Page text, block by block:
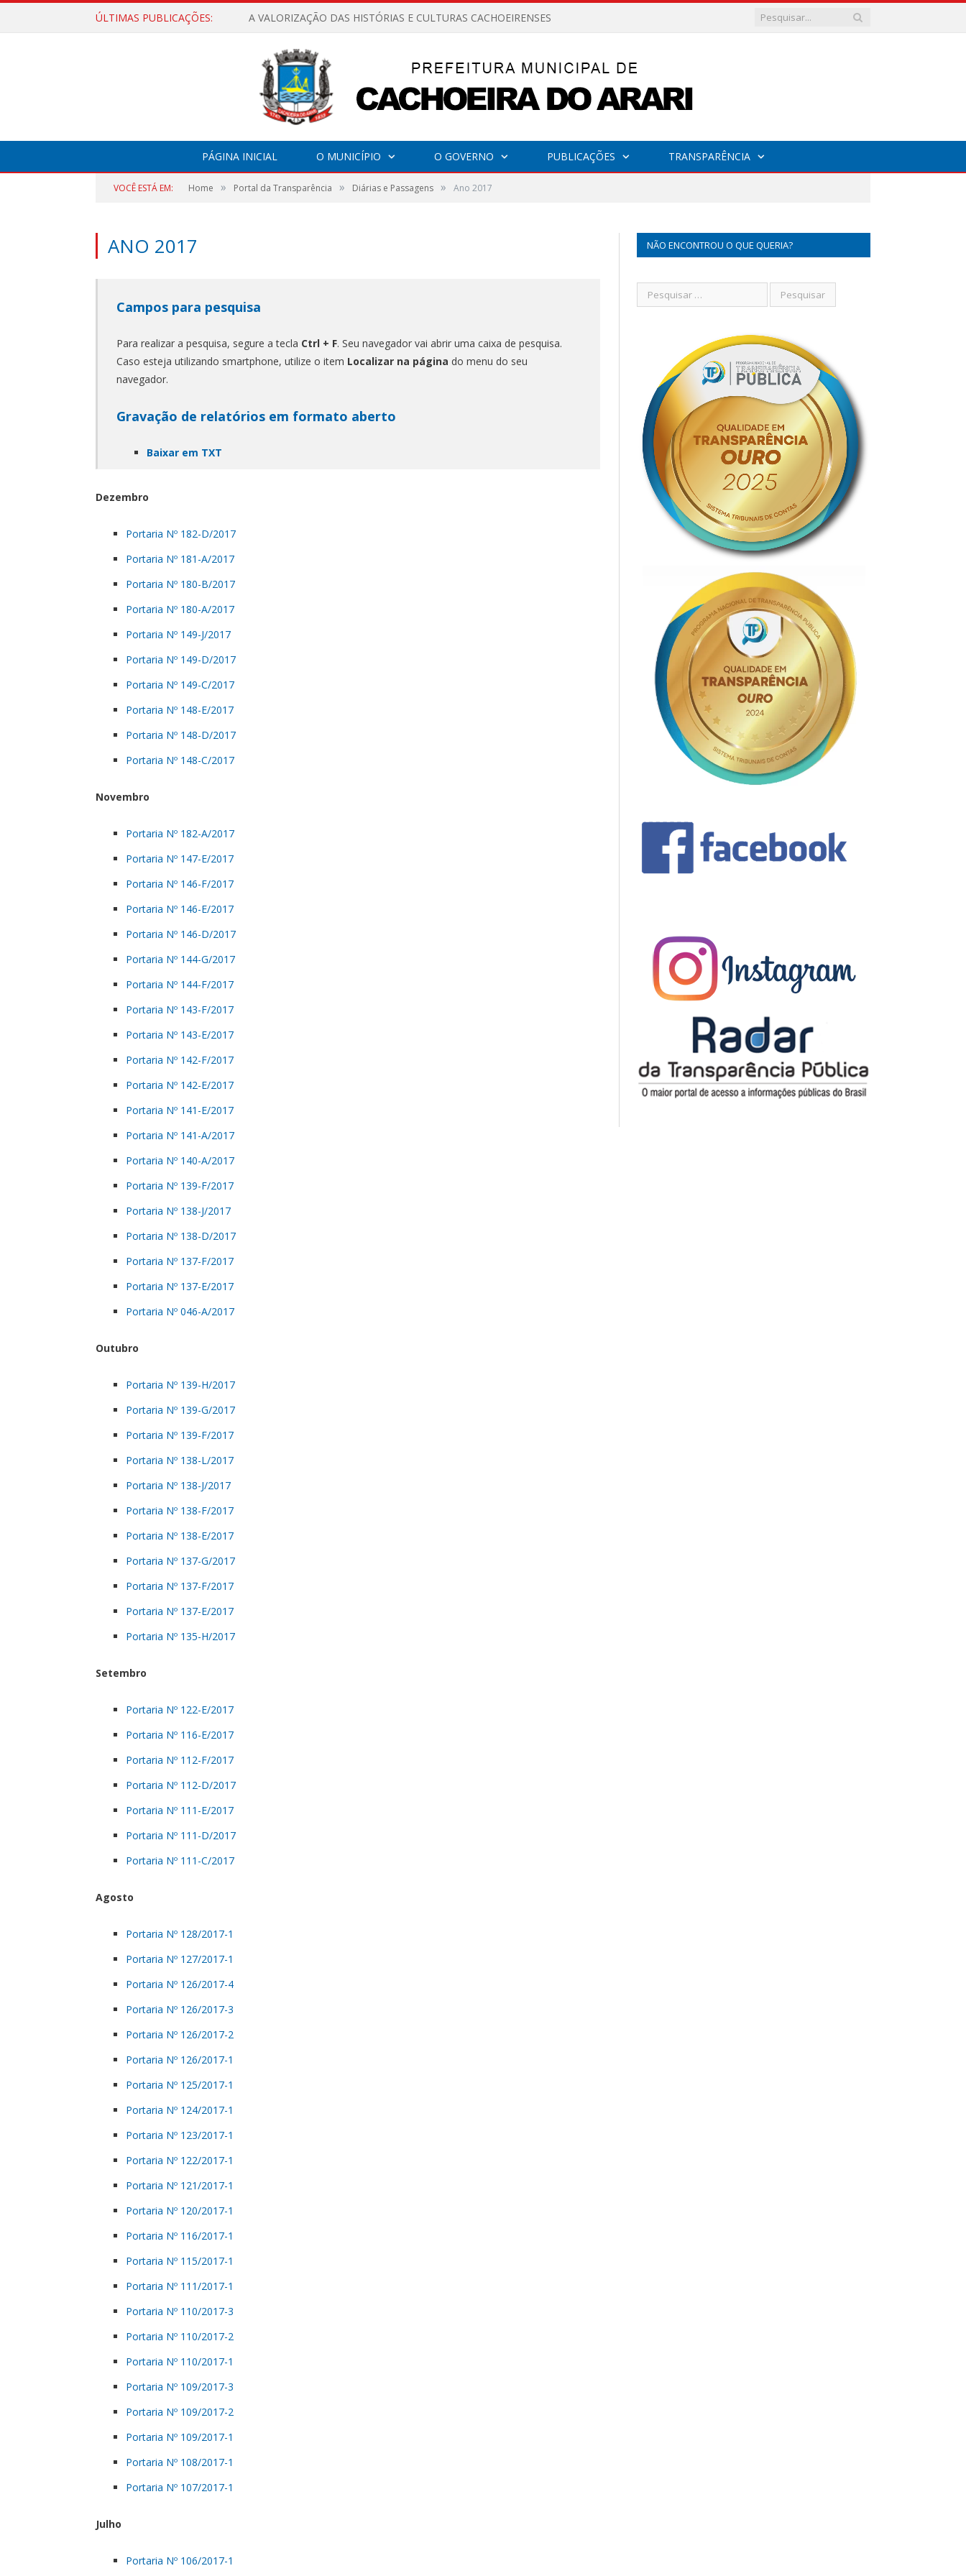
ÚLTIMAS PUBLICAÇÕES: A VALORIZAÇÃO DAS HISTÓRIAS E CULTURAS CACHOEIRENSES
PÁGINA INICIAL O MUNICÍPIO O GOVERNO PUBLICAÇÕES TRANSPARÊNCIA
VOCÊ ESTÁ EM: Home » Portal da Transparência » Diárias e Passagens » Ano 2017
ANO 2017
Campos para pesquisa
Para realizar a pesquisa, segure a tecla Ctrl + F. Seu navegador vai abrir uma caixa de pesquisa.
Caso esteja utilizando smartphone, utilize o item Localizar na página do menu do seu
navegador.
Gravação de relatórios em formato aberto
Baixar em TXT
Dezembro
Portaria Nº 182-D/2017
Portaria Nº 181-A/2017
Portaria Nº 180-B/2017
Portaria Nº 180-A/2017
Portaria Nº 149-J/2017
Portaria Nº 149-D/2017
Portaria Nº 149-C/2017
Portaria Nº 148-E/2017
Portaria Nº 148-D/2017
Portaria Nº 148-C/2017
Novembro
Portaria Nº 182-A/2017
Portaria Nº 147-E/2017
Portaria Nº 146-F/2017
Portaria Nº 146-E/2017
Portaria Nº 146-D/2017
Portaria Nº 144-G/2017
Portaria Nº 144-F/2017
Portaria Nº 143-F/2017
Portaria Nº 143-E/2017
Portaria Nº 142-F/2017
Portaria Nº 142-E/2017
Portaria Nº 141-E/2017
Portaria Nº 141-A/2017
Portaria Nº 140-A/2017
Portaria Nº 139-F/2017
Portaria Nº 138-J/2017
Portaria Nº 138-D/2017
Portaria Nº 137-F/2017
Portaria Nº 137-E/2017
Portaria Nº 046-A/2017
Outubro
Portaria Nº 139-H/2017
Portaria Nº 139-G/2017
Portaria Nº 139-F/2017
Portaria Nº 138-L/2017
Portaria Nº 138-J/2017
Portaria Nº 138-F/2017
Portaria Nº 138-E/2017
Portaria Nº 137-G/2017
Portaria Nº 137-F/2017
Portaria Nº 137-E/2017
Portaria Nº 135-H/2017
Setembro
Portaria Nº 122-E/2017
Portaria Nº 116-E/2017
Portaria Nº 112-F/2017
Portaria Nº 112-D/2017
Portaria Nº 111-E/2017
Portaria Nº 111-D/2017
Portaria Nº 111-C/2017
Agosto
Portaria Nº 128/2017-1
Portaria Nº 127/2017-1
Portaria Nº 126/2017-4
Portaria Nº 126/2017-3
Portaria Nº 126/2017-2
Portaria Nº 126/2017-1
Portaria Nº 125/2017-1
Portaria Nº 124/2017-1
Portaria Nº 123/2017-1
Portaria Nº 122/2017-1
Portaria Nº 121/2017-1
Portaria Nº 120/2017-1
Portaria Nº 116/2017-1
Portaria Nº 115/2017-1
Portaria Nº 111/2017-1
Portaria Nº 110/2017-3
Portaria Nº 110/2017-2
Portaria Nº 110/2017-1
Portaria Nº 109/2017-3
Portaria Nº 109/2017-2
Portaria Nº 109/2017-1
Portaria Nº 108/2017-1
Portaria Nº 107/2017-1
Julho
Portaria Nº 106/2017-1
NÃO ENCONTROU O QUE QUERIA?